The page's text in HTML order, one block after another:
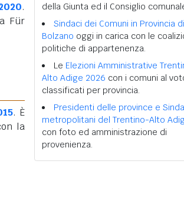
.
Für
. È
la
della Giunta ed il Consiglio
Sindaci dei Comuni in Provincia di
Bolzano oggi in carica con le
politiche di appartenenza.
Le Elezioni Amministrative
Alto Adige 2026 con i comuni al
classificati per provincia.
Presidenti delle province e
metropolitani del Trentino-Alto
con foto ed amministrazione di
provenienza.